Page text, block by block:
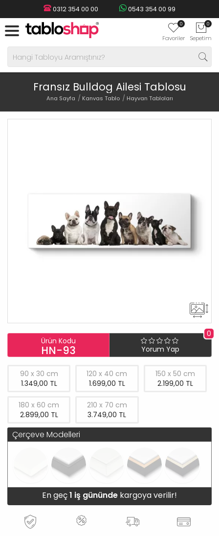
0312 354 00 00 0543 354 00 99
0
Favoriler
0
Sepetim
Fransız Bulldog Ailesi Tablosu
Ana Sayfa Kanvas Tablo Hayvan Tabloları
Ürün Kodu
HN-93
0
Yorum Yap
90 x 30 cm
1.349,00 TL
120 x 40 cm
1.699,00 TL
150 x 50 cm
2.199,00 TL
180 x 60 cm
2.899,00 TL
210 x 70 cm
3.749,00 TL
Çerçeve Modelleri
En geç1 iş gününde kargoya verilir!